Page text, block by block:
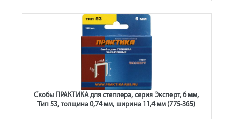
Скобы ПРАКТИКА для степлера, серия Эксперт, 6 мм,
Тип 53, толщина 0,74 мм, ширина 11,4 мм (775-365)